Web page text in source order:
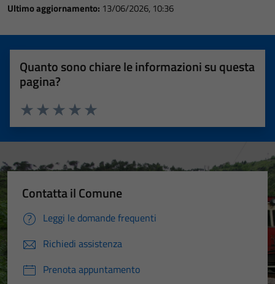
Ultimo aggiornamento: 13/06/2026, 10:36
Quanto sono chiare le informazioni su questa
pagina?
Valuta 5 stelle su 5
Valuta 4 stelle su 5
Valuta 3 stelle su 5
Valuta 2 stelle su 5
Valuta 1 stelle su 5
Contatta il Comune
Leggi le domande frequenti
Richiedi assistenza
Prenota appuntamento